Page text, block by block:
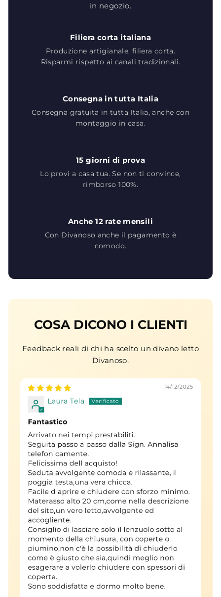
in negozio.
Filiera corta italiana
Produzione artigianale, filiera corta.
Risparmi rispetto ai canali tradizionali.
Consegna in tutta Italia
Consegna gratuita in tutta Italia, anche con
montaggio in casa.
15 giorni di prova
Lo provi a casa tua. Se non ti convince,
rimborso 100%.
Anche 12 rate mensili
Con Divanoso anche il pagamento è
comodo.
COSA DICONO I CLIENTI
Feedback reali di chi ha scelto un divano letto
Divanoso.